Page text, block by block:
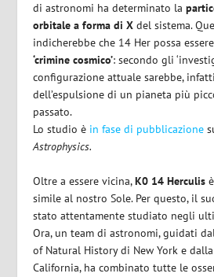
di astronomi ha determinato la
orbitale a forma di X del sistema.
indicherebbe che 14 Her possa
‘crimine cosmico’: secondo gli
configurazione attuale sarebbe,
dell’espulsione di un pianeta più
passato.
Lo studio è in fase di pubblicazione
Astrophysics.
Oltre a essere vicina,K0 14 Herculis
simile al nostro Sole. Per questo, il
stato attentamente studiato negli
Ora, un team di astronomi, guidati
of Natural History di New York e
California, ha combinato tutte le